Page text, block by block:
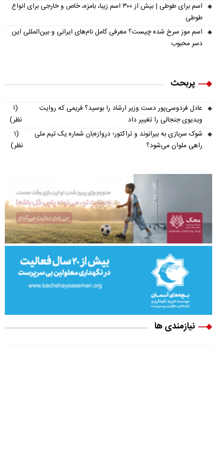
اسم برای طوطی | بیش از ۳۰۰ اسم زیبا، بامزه، خاص و خارجی برای انواع
طوطی
اسم موز سرخ شده چیست؟ معرفی کامل نام‌های ایرانی و بین‌المللی این
دسر محبوب
پربحث
عادل فردوسی‌پور دست وزیر ارشاد را بوسید؟ فریمی که روایت
ویدیوی جنجالی را تغییر داد
(۱
نظر)
شوک سربازی به بیرانوند و تراکتور؛ دروازه‌بان شماره یک تیم ملی
راهی ملوان می‌شود؟
(۱
نظر)
نیازمندی ها